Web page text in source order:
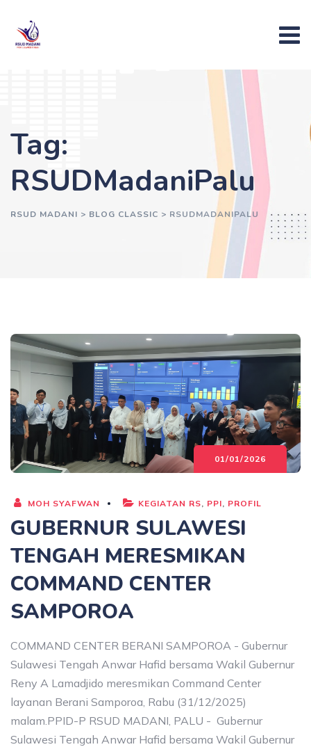
content
Tag:
RSUDMadaniPalu
RSUD MADANI > BLOG CLASSIC > RSUDMADANIPALU
01/01/2026
MOH SYAFWAN KEGIATAN RS PPI PROFIL
GUBERNUR SULAWESI
TENGAH MERESMIKAN
COMMAND CENTER
SAMPOROA
COMMAND CENTER BERANI SAMPOROA - Gubernur
Sulawesi Tengah Anwar Hafid bersama Wakil Gubernur
Reny A Lamadjido meresmikan Command Center
layanan Berani Samporoa, Rabu (31/12/2025)
malam.PPID-P RSUD MADANI, PALU - Gubernur
Sulawesi Tengah Anwar Hafid bersama Wakil Gubernur